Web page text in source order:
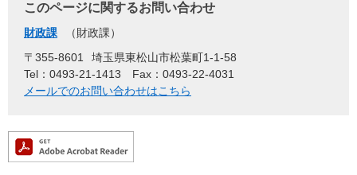
このページに関するお問い合わせ
財政課
財政課
〒355-8601
埼玉県東松山市松葉町1-1-58
Tel：0493-21-1413
Fax：0493-22-4031
メールでのお問い合わせはこちら